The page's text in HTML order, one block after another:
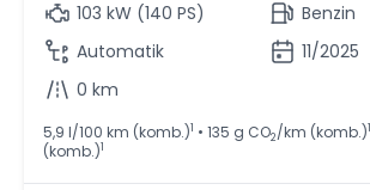
103 kW (140 PS)
Automatik
0 km
Benzin
11/2025
5,9 l/100 km (komb.)1 • 135 g CO2/km (komb.)1
(komb.)1